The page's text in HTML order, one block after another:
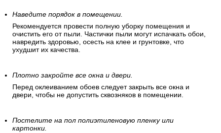
Наведите порядок в помещении.
Рекомендуется провести полную уборку помещения и
очистить его от пыли. Частички пыли могут испачкать обои,
навредить здоровью, осесть на клее и грунтовке, что
ухудшит их качества.
Плотно закройте все окна и двери.
Перед оклеиванием обоев следует закрыть все окна и
двери, чтобы не допустить сквозняков в помещении.
Постелите на пол полиэтиленовую пленку или
картонки.